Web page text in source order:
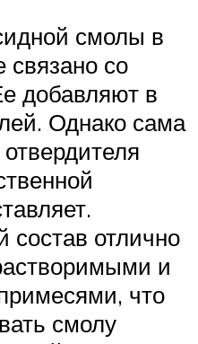
смолы в
связано со
добавляют в
Однако сама
состав отлично
и
что
смолу